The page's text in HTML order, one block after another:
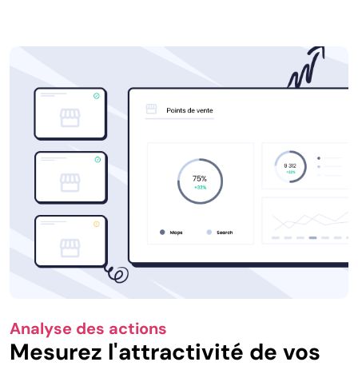
Analyse des actions
Mesurez l'attractivité de vos